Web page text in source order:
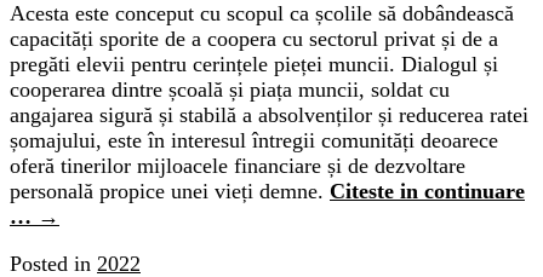
Acesta este conceput cu scopul ca școlile să dobândească
capacități sporite de a coopera cu sectorul privat și de a
pregăti elevii pentru cerințele pieței muncii. Dialogul și
cooperarea dintre școală și piața muncii, soldat cu
angajarea sigură și stabilă a absolvenților și reducerea ratei
șomajului, este în interesul întregii comunități deoarece
oferă tinerilor mijloacele financiare și de dezvoltare
personală propice unei vieți demne. Citeste in continuare
… →
Posted in 2022